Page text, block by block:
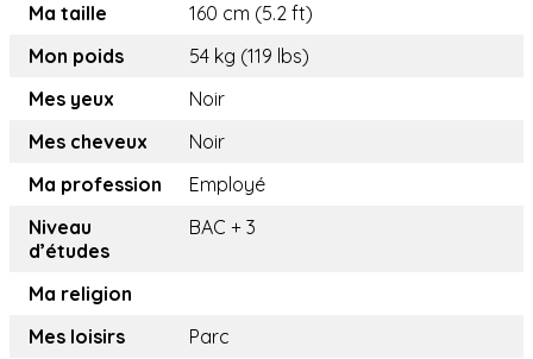
Ma taille
160 cm (5.2 ft)
Mon poids
54 kg (119 lbs)
Mes yeux
Noir
Mes cheveux
Noir
Ma profession
Employé
Niveau
d’études
BAC + 3
Ma religion
Mes loisirs
Parc